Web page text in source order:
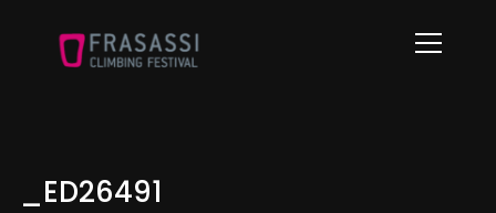
Info
_ED26491